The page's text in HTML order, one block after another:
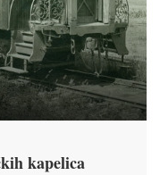
kapelica